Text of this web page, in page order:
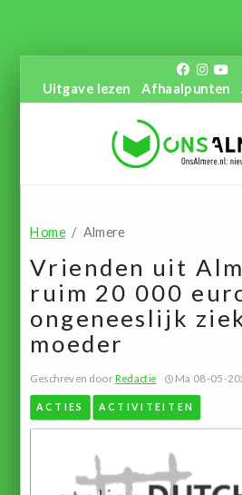
Uitgave lezen Afhaalpunten
Home Almere
Vrienden uit
ruim 20 000
ongeneeslijk
moeder
Geschreven doorRedactie Ma 08-05-
ACTIES ACTIVITEITEN